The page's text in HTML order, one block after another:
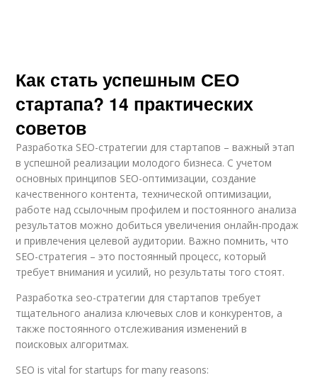
Как стать успешным СЕО
стартапа? 14 практических
советов
Разработка SEO-стратегии для стартапов – важный этап
в успешной реализации молодого бизнеса. С учетом
основных принципов SEO-оптимизации, создание
качественного контента, технической оптимизации,
работе над ссылочным профилем и постоянного анализа
результатов можно добиться увеличения онлайн-продаж
и привлечения целевой аудитории. Важно помнить, что
SEO-стратегия – это постоянный процесс, который
требует внимания и усилий, но результаты того стоят.
Разработка seo-стратегии для стартапов требует
тщательного анализа ключевых слов и конкурентов, а
также постоянного отслеживания изменений в
поисковых алгоритмах.
SEO is vital for startups for many reasons: